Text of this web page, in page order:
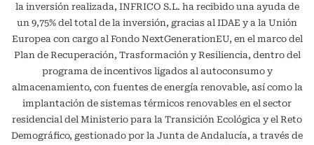
la inversión realizada, INFRICO S.L. ha recibido una ayuda de
un 9,75% del total de la inversión, gracias al IDAE y a la Unión
Europea con cargo al Fondo NextGenerationEU, en el marco del
Plan de Recuperación, Trasformación y Resiliencia, dentro del
programa de incentivos ligados al autoconsumo y
almacenamiento, con fuentes de energía renovable, así como la
implantación de sistemas térmicos renovables en el sector
residencial del Ministerio para la Transición Ecológica y el Reto
Demográfico, gestionado por la Junta de Andalucía, a través de